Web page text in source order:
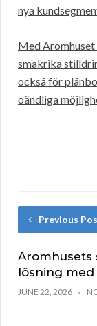
nya
Med
smakrika
också för
oändliga
Previous
Aromhusets
lösning
JUNE 22, 2026